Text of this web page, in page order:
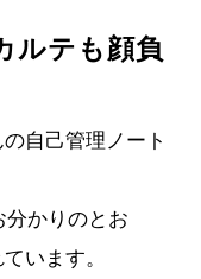
ルテも顔負
自己管理ノート
分かりのとお
います。